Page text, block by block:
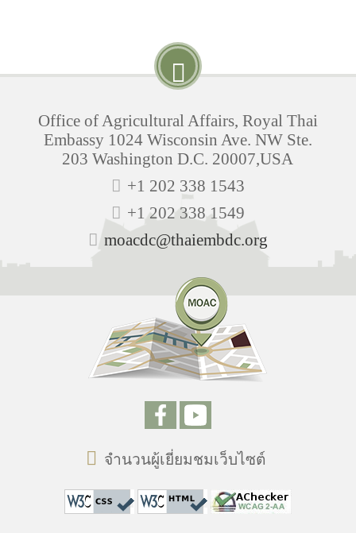
Office of Agricultural Affairs, Royal Thai
Embassy 1024 Wisconsin Ave. NW Ste.
203 Washington D.C. 20007,USA
+1 202 338 1543
+1 202 338 1549
moacdc@thaiembdc.org
จำนวนผู้เยี่ยมชมเว็บไซต์